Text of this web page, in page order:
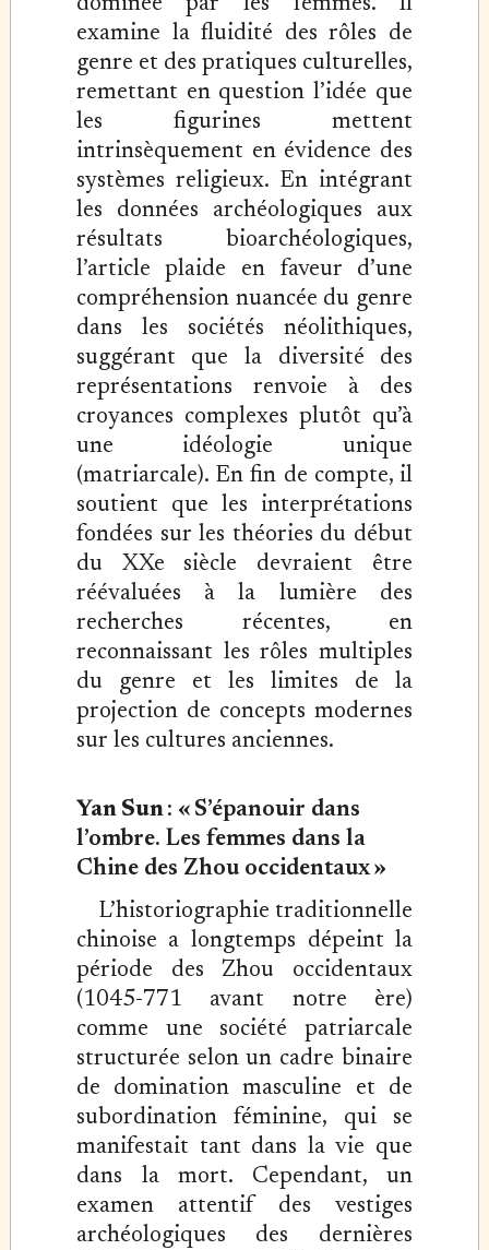
dominée par les femmes. Il
examine la fluidité des rôles de
genre et des pratiques culturelles,
remettant en question l’idée que
les figurines mettent
intrinsèquement en évidence des
systèmes religieux. En intégrant
les données archéologiques aux
résultats bioarchéologiques,
l’article plaide en faveur d’une
compréhension nuancée du genre
dans les sociétés néolithiques,
suggérant que la diversité des
représentations renvoie à des
croyances complexes plutôt qu’à
une idéologie unique
(matriarcale). En fin de compte, il
soutient que les interprétations
fondées sur les théories du début
du XXe siècle devraient être
réévaluées à la lumière des
recherches récentes, en
reconnaissant les rôles multiples
du genre et les limites de la
projection de concepts modernes
sur les cultures anciennes.
Yan Sun: « S’épanouir dans
l’ombre. Les femmes dans la
Chine des Zhou occidentaux »
L’historiographie traditionnelle
chinoise a longtemps dépeint la
période des Zhou occidentaux
(1045-771 avant notre ère)
comme une société patriarcale
structurée selon un cadre binaire
de domination masculine et de
subordination féminine, qui se
manifestait tant dans la vie que
dans la mort. Cependant, un
examen attentif des vestiges
archéologiques des dernières